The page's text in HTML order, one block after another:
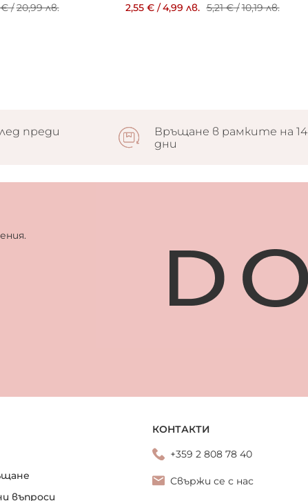
€/20,99 лв. 2,55 €/4,99 лв. 5,21 €/10,19 лв.
преди
Връщане в рамките на 14
дни
въпроси
КОНТАКТИ
+359 2 808 78 40
Свържи се с нас